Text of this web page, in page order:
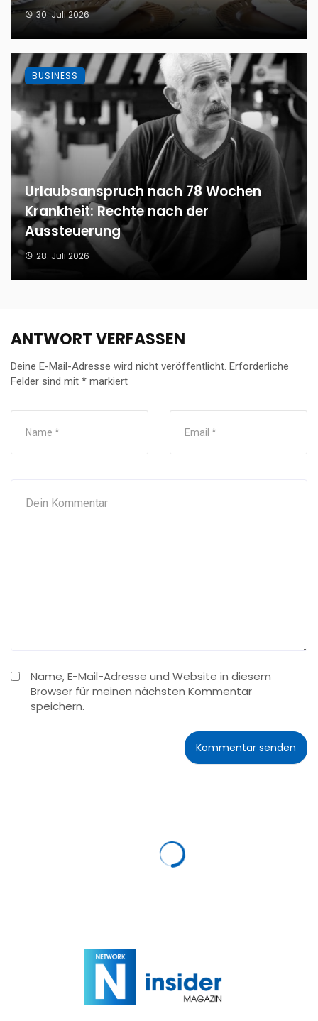
30. Juli 2026
Urlaubsanspruch nach 78 Wochen
Krankheit: Rechte nach der
Aussteuerung
28. Juli 2026
BUSINESS
ANTWORT VERFASSEN
Deine E-Mail-Adresse wird nicht veröffentlicht. Erforderliche
Felder sind mit * markiert
Name, E-Mail-Adresse und Website in diesem
Browser für meinen nächsten Kommentar
speichern.